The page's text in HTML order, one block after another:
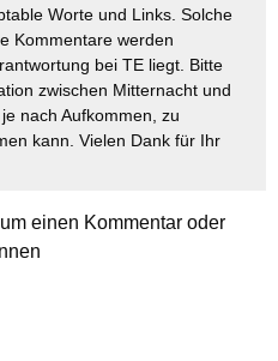
Worte und Links. Solche
Kommentare werden
bei TE liegt. Bitte
zwischen Mitternacht und
nach Aufkommen, zu
kann. Vielen Dank für Ihr
einen Kommentar oder